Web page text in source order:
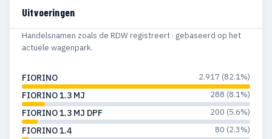
Uitvoeringen
Handelsnamen zoals de RDW registreert · gebaseerd op het
actuele wagenpark.
FIORINO 2.917 (82.1%)
FIORINO 1.3 MJ 288 (8.1%)
FIORINO 1.3 MJ DPF 200 (5.6%)
FIORINO 1.4 80 (2.3%)